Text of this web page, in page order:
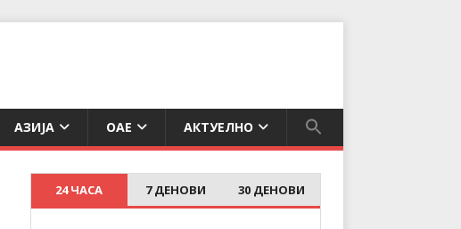
АЗИЈА ОАЕ АКТУЕЛНО
24 ЧАСА 7 ДЕНОВИ 30 ДЕНОВИ